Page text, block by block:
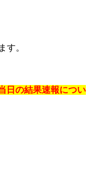
す。
日の結果速報につい